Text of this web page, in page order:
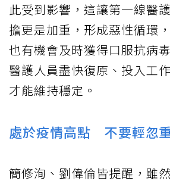
此受到影響，這讓第一線醫
擔更是加重，形成惡性循環
也有機會及時獲得口服抗病
醫護人員盡快復原、投入工
才能維持穩定。
處於疫情高點 不要輕忽
簡修洵、劉偉倫皆提醒，雖